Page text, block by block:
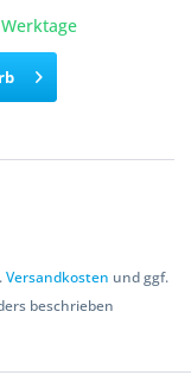
Versandkosten und ggf.
beschrieben